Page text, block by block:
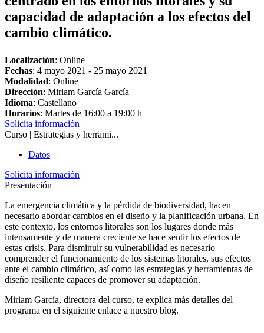
capacidad de adaptación a los efectos del
cambio climático.
Localización: Online
Fechas: 4 mayo 2021 - 25 mayo 2021
Modalidad: Online
Dirección: Miriam García García
Idioma: Castellano
Horarios: Martes de 16:00 a 19:00 h
Solicita información
Curso | Estrategias y herrami...
Datos
Solicita información
Presentación
La emergencia climática y la pérdida de biodiversidad, hacen
necesario abordar cambios en el diseño y la planificación urbana. En
este contexto, los entornos litorales son los lugares donde más
intensamente y de manera creciente se hace sentir los efectos de
estas crisis. Para disminuir su vulnerabilidad es necesario
comprender el funcionamiento de los sistemas litorales, sus efectos
ante el cambio climático, así como las estrategias y herramientas de
diseño resiliente capaces de promover su adaptación.
Miriam García, directora del curso, te explica más detalles del
programa en el siguiente enlace a nuestro blog.